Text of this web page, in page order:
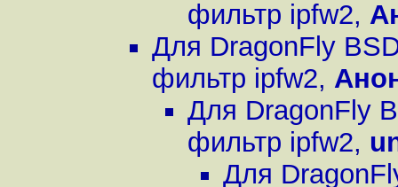
фильтр ipfw2,
Для DragonFly
фильтр ipfw2,
Для DragonFly
фильтр ipfw2,
Для